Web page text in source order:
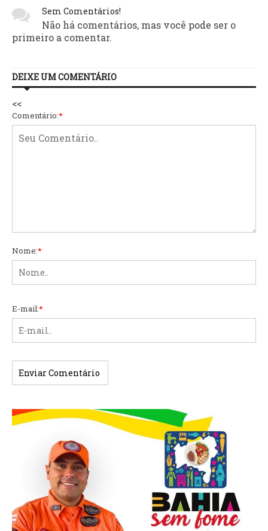
Sem Comentários!
Não há comentários, mas você pode ser o
primeiro a comentar.
DEIXE UM COMENTÁRIO
<<
Comentário:*
Nome:*
E-mail:*